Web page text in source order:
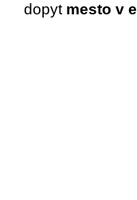
dopyt mesto v